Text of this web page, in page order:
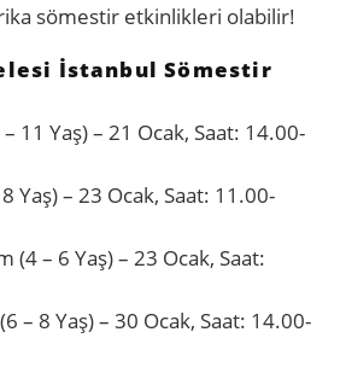
sömestir etkinlikleri olabilir!
İstanbul Sömestir
11 Yaş) – 21 Ocak, Saat: 14.00-
Yaş) – 23 Ocak, Saat: 11.00-
(4 – 6 Yaş) – 23 Ocak, Saat:
– 8 Yaş) – 30 Ocak, Saat: 14.00-